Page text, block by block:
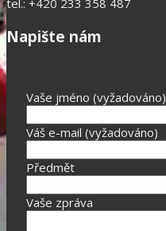
Napište nám
Vaše jméno (vyžadováno)
Váš e-mail (vyžadováno)
Předmět
Vaše zpráva